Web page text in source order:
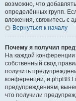
возможно, что
определённых групп.
вложения, свяжитесь с
Вернуться к началу
Почему я получил
На каждой
собственный свод
получить
конференции, и phpBB
предупреждениям,
что получили